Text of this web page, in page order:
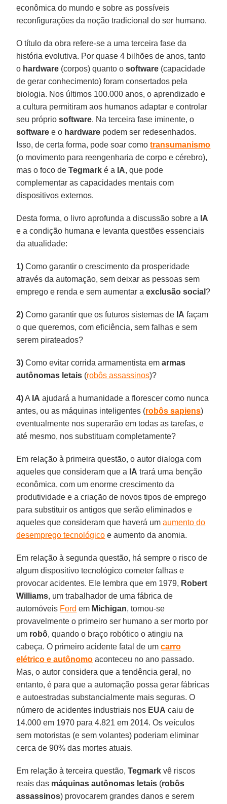
econômica do mundo e sobre as possíveis
reconfigurações da noção tradicional do ser humano.
O título da obra refere-se a uma terceira fase da
história evolutiva. Por quase 4 bilhões de anos, tanto
o hardware (corpos) quanto osoftware (capacidade
de gerar conhecimento) foram consertados pela
biologia. Nos últimos 100.000 anos, o aprendizado e
a cultura permitiram aos humanos adaptar e controlar
seu própriosoftware. Na terceira fase iminente, o
software e o hardware podem ser redesenhados.
Isso, de certa forma, pode soar comotransumanismo
(o movimento para reengenharia de corpo e cérebro),
mas o foco deTegmark é a IA, que pode
complementar as capacidades mentais com
dispositivos externos.
Desta forma, o livro aprofunda a discussão sobre a IA
e a condição humana e levanta questões essenciais
da atualidade:
1) Como garantir o crescimento da prosperidade
através da automação, sem deixar as pessoas sem
emprego e renda e sem aumentar aexclusão social?
2) Como garantir que os futuros sistemas de IA façam
o que queremos, com eficiência, sem falhas e sem
serem pirateados?
3) Como evitar corrida armamentista emarmas
autônomas letais (robôs assassinos)?
4)A IA ajudará a humanidade a florescer como nunca
antes, ou as máquinas inteligentes (robôs sapiens)
eventualmente nos superarão em todas as tarefas, e
até mesmo, nos substituam completamente?
Em relação à primeira questão, o autor dialoga com
aqueles que consideram que a IA trará uma benção
econômica, com um enorme crescimento da
produtividade e a criação de novos tipos de emprego
para substituir os antigos que serão eliminados e
aqueles que consideram que haverá umaumento do
desemprego tecnológico e aumento da anomia.
Em relação à segunda questão, há sempre o risco de
algum dispositivo tecnológico cometer falhas e
provocar acidentes. Ele lembra que em 1979, Robert
Williams, um trabalhador de uma fábrica de
automóveis Ford em Michigan, tornou-se
provavelmente o primeiro ser humano a ser morto por
um robô, quando o braço robótico o atingiu na
cabeça. O primeiro acidente fatal de umcarro
elétrico e autônomo aconteceu no ano passado.
Mas, o autor considera que a tendência geral, no
entanto, é para que a automação possa gerar fábricas
e autoestradas substancialmente mais seguras. O
número de acidentes industriais nos EUA caiu de
14.000 em 1970 para 4.821 em 2014. Os veículos
sem motoristas (e sem volantes) poderiam eliminar
cerca de 90% das mortes atuais.
Em relação à terceira questão,Tegmark vê riscos
reais das máquinas autônomas letais (robôs
assassinos) provocarem grandes danos e serem